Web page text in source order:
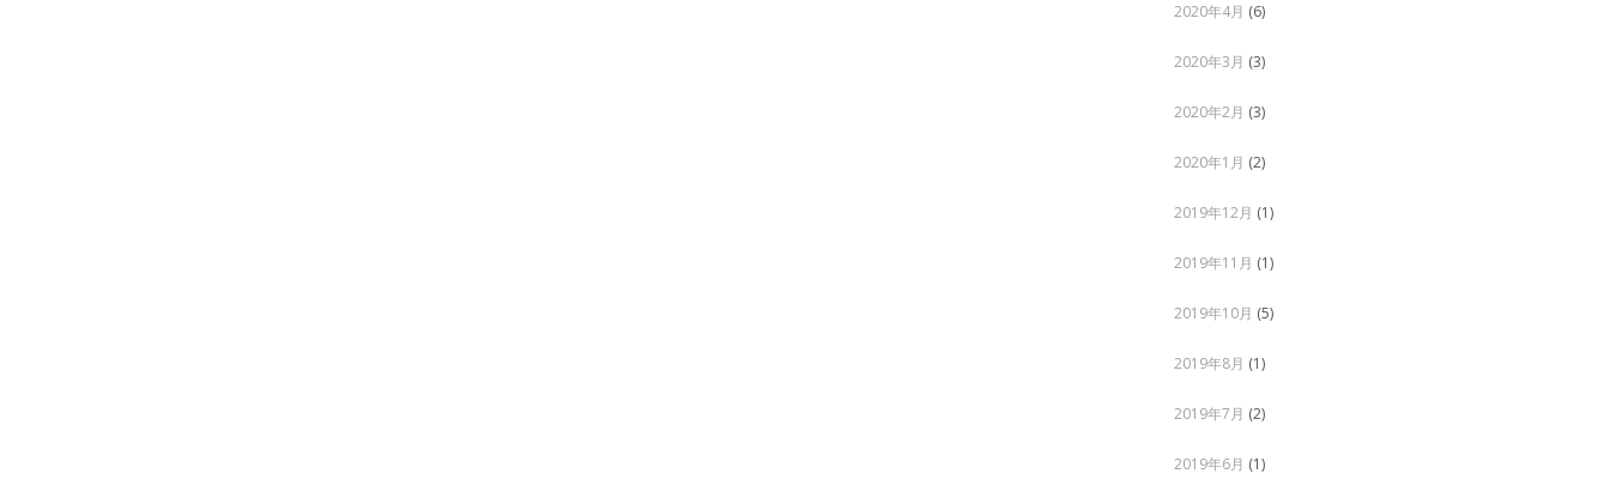
2020年4月 (6)
2020年3月 (3)
2020年2月 (3)
2020年1月 (2)
2019年12月 (1)
2019年11月 (1)
2019年10月 (5)
2019年8月 (1)
2019年7月 (2)
2019年6月 (1)